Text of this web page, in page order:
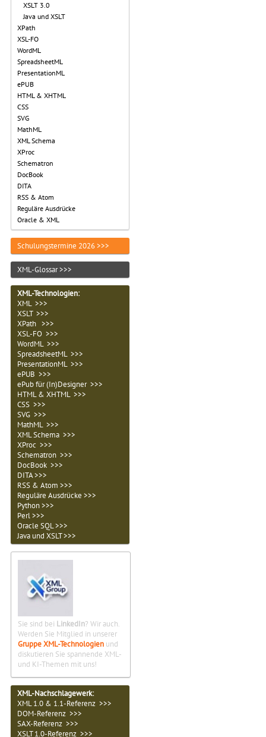
XSLT 3.0
Java und XSLT
XPath
XSL-FO
WordML
SpreadsheetML
PresentationML
ePUB
HTML & XHTML
CSS
SVG
MathML
XML Schema
XProc
Schematron
DocBook
DITA
RSS & Atom
Reguläre Ausdrücke
Oracle & XML
Schulungstermine 2026 >>>
XML-Glossar >>>
XML-Technologien:
XML >>>
XSLT >>>
XPath >>>
XSL-FO >>>
WordML >>>
SpreadsheetML >>>
PresentationML >>>
ePUB >>>
ePub für (In)Designer >>>
HTML & XHTML >>>
CSS >>>
SVG >>>
MathML >>>
XML Schema >>>
XProc >>>
Schematron >>>
DocBook >>>
DITA >>>
RSS & Atom >>>
Reguläre Ausdrücke >>>
Python >>>
Perl >>>
Oracle SQL >>>
Java und XSLT >>>
Sie sind bei LinkedIn? Wir auch.
Werden Sie Mitglied in unserer
Gruppe XML-Technologien und
diskutieren Sie spannende XML-
und KI-Themen mit uns!
XML-Nachschlagewerk:
XML 1.0 & 1.1-Referenz >>>
DOM-Referenz >>>
SAX-Referenz >>>
XSLT 1.0-Referenz >>>